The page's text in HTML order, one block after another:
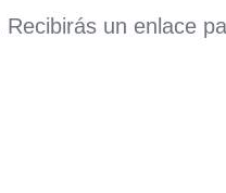
un enlace